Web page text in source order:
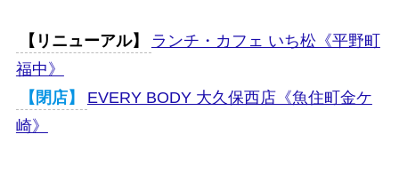
【リニューアル】
ランチ・カフェ いち松《平野町
福中》
【閉店】
EVERY BODY 大久保西店《魚住町金ケ
崎》